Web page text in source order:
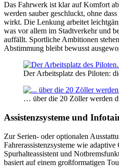
Das Fahrwerk ist klar auf Komfort
werden sauber geschluckt, ohne
wirkt. Die Lenkung arbeitet
was vor allem im Stadtverkehr und
auffällt. Sportliche Ambitionen
Abstimmung bleibt bewusst
Der Arbeitsplatz des Piloten:
… über die 20 Zöller werden
Assistenzsysteme und
Zur Serien- oder optionalen
Fahrerassistenzsysteme wie
Spurhalteassistent und
basiert auf einem großformatigen